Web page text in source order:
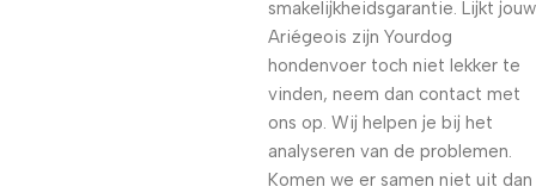
smakelijkheidsgarantie. Lijkt jouw
Ariégeois zijn Yourdog
hondenvoer toch niet lekker te
vinden, neem dan contact met
ons op. Wij helpen je bij het
analyseren van de problemen.
Komen we er samen niet uit dan